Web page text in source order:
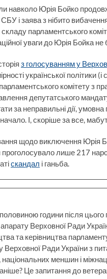
навколо Юрія Бойко
СБУ і заява з нібито
складу парламентського
уваги до Юрія Бойка
з голосуванням у
української політики
комітету з
депутатського
за неправильні дії,
І, скоріше за все,
щодо виключення Юрія
проголосувало лише 217
скандал і ганьба.
години після
Верховної Ради
та керівництва
Верховної Ради України з
національних меншин і
Це запитання до